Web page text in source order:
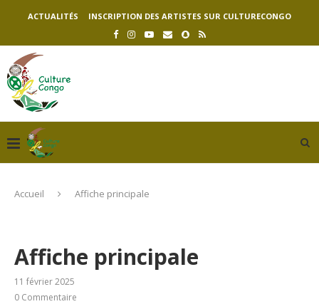
ACTUALITÉS INSCRIPTION DES ARTISTES SUR CULTURECONGO
Accueil Affiche principale
Affiche principale
11 février 2025
0 Commentaire